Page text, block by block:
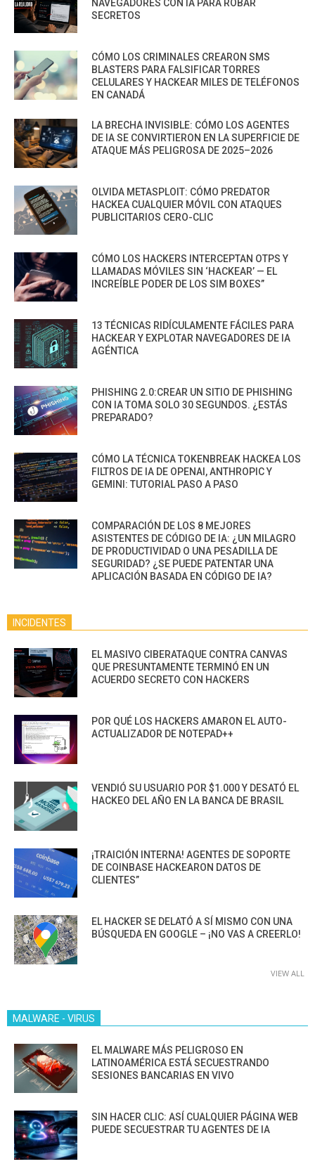
NAVEGADORES CON IA PARA ROBAR
SECRETOS
CÓMO LOS CRIMINALES CREARON SMS
BLASTERS PARA FALSIFICAR TORRES
CELULARES Y HACKEAR MILES DE TELÉFONOS
EN CANADÁ
LA BRECHA INVISIBLE: CÓMO LOS AGENTES
DE IA SE CONVIRTIERON EN LA SUPERFICIE DE
ATAQUE MÁS PELIGROSA DE 2025–2026
OLVIDA METASPLOIT: CÓMO PREDATOR
HACKEA CUALQUIER MÓVIL CON ATAQUES
PUBLICITARIOS CERO-CLIC
CÓMO LOS HACKERS INTERCEPTAN OTPS Y
LLAMADAS MÓVILES SIN ‘HACKEAR’ — EL
INCREÍBLE PODER DE LOS SIM BOXES”
13 TÉCNICAS RIDÍCULAMENTE FÁCILES PARA
HACKEAR Y EXPLOTAR NAVEGADORES DE IA
AGÉNTICA
PHISHING 2.0:CREAR UN SITIO DE PHISHING
CON IA TOMA SOLO 30 SEGUNDOS. ¿ESTÁS
PREPARADO?
CÓMO LA TÉCNICA TOKENBREAK HACKEA LOS
FILTROS DE IA DE OPENAI, ANTHROPIC Y
GEMINI: TUTORIAL PASO A PASO
COMPARACIÓN DE LOS 8 MEJORES
ASISTENTES DE CÓDIGO DE IA: ¿UN MILAGRO
DE PRODUCTIVIDAD O UNA PESADILLA DE
SEGURIDAD? ¿SE PUEDE PATENTAR UNA
APLICACIÓN BASADA EN CÓDIGO DE IA?
INCIDENTES
EL MASIVO CIBERATAQUE CONTRA CANVAS
QUE PRESUNTAMENTE TERMINÓ EN UN
ACUERDO SECRETO CON HACKERS
POR QUÉ LOS HACKERS AMARON EL AUTO-
ACTUALIZADOR DE NOTEPAD++
VENDIÓ SU USUARIO POR $1.000 Y DESATÓ EL
HACKEO DEL AÑO EN LA BANCA DE BRASIL
¡TRAICIÓN INTERNA! AGENTES DE SOPORTE
DE COINBASE HACKEARON DATOS DE
CLIENTES”
EL HACKER SE DELATÓ A SÍ MISMO CON UNA
BÚSQUEDA EN GOOGLE – ¡NO VAS A CREERLO!
VIEW ALL
MALWARE - VIRUS
EL MALWARE MÁS PELIGROSO EN
LATINOAMÉRICA ESTÁ SECUESTRANDO
SESIONES BANCARIAS EN VIVO
SIN HACER CLIC: ASÍ CUALQUIER PÁGINA WEB
PUEDE SECUESTRAR TU AGENTES DE IA